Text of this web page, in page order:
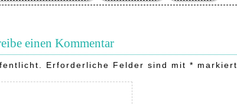
einen Kommentar
Erforderliche Felder sind mit * markiert